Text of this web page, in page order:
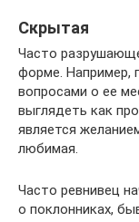
Скрытая
Часто
форме. Например,
вопросами о ее
выглядеть как
является
любимая.
Часто ревнивец
о поклонниках,